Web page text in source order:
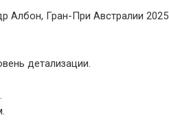
Албон, Гран-При Австралии 2025
детализации.